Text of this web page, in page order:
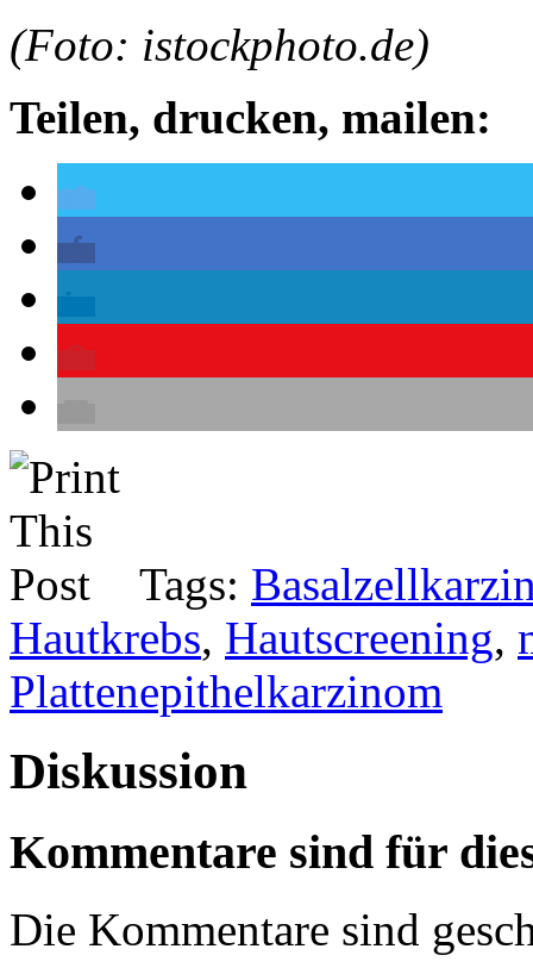
(Foto: istockphoto.de)
Teilen, drucken, mailen:
Tags:
Hautkrebs, Hautscreening,
Plattenepithelkarzinom
Diskussion
Kommentare sind für
Die Kommentare sind